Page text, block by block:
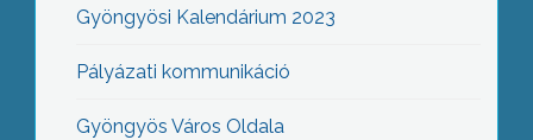
Gyöngyösi Kalendárium 2023
Pályázati kommunikáció
Gyöngyös Város Oldala